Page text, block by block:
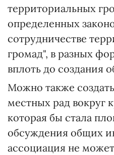
территориальных
определенных
сотрудничестве
громад", в разных
вплоть до создания
Можно также
местных рад вокруг
которая бы стала
обсуждения общих
ассоциация не